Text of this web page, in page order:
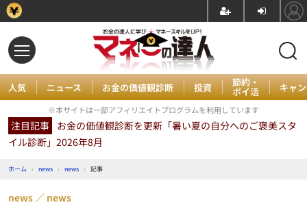
人気 ニュース お金の価値観診断 投資 節約・
ポイ活 キャ
※本サイトは一部アフィリエイトプログラムを利用しています
注目記事 お金の価値観診断を更新「暑い夏の自分へのご褒美スタ
イル診断」2026年8月
ホーム › news › news › 記事
news news